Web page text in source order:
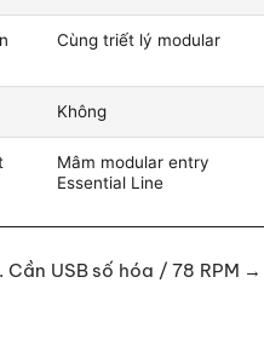
Cùng triết lý modular
Không
Mâm modular entry
Essential Line
. Cần USB số hóa / 78 RPM